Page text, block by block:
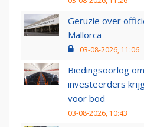
Geruzie over
Mallorca
03-08-2026, 11:06
Biedingsoorlog
investeerders
voor bod
03-08-2026, 10:43